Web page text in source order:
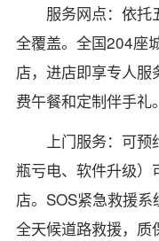
服务网点：依
全覆盖。全国204座
店，进店即享专人
费午餐和定制伴手礼。
上门服务：可预
瓶亏电、软件升级）
店。SOS紧急救援系
全天候道路救援，质